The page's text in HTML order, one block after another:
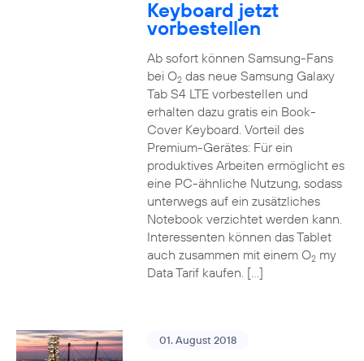
Keyboard jetzt
vorbestellen
Ab sofort können Samsung-Fans
bei O2das neue Samsung Galaxy
Tab S4 LTE vorbestellen und
erhalten dazu gratis ein Book-
Cover Keyboard. Vorteil des
Premium-Gerätes: Für ein
produktives Arbeiten ermöglicht es
eine PC-ähnliche Nutzung, sodass
unterwegs auf ein zusätzliches
Notebook verzichtet werden kann.
Interessenten können das Tablet
auch zusammen mit einem O2my
Data Tarif kaufen. […]
01. August 2018